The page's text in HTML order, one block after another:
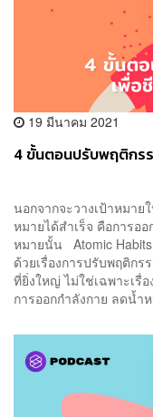
19 มีนาคม 2021
4 ขั้นตอนปรับพฤติกร
นอกจากจะวางเป้าหมา
หมายได้สำเร็จ คือการอ
หมายนั้น Atomic
ด้วยเรื่องการปรับพฤติก
ที่ยิ่งใหญ่ ไม่ใช่เฉพาะเรื่
การออกกำลังกาย ลดน้ำ